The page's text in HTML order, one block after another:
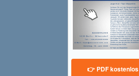
👉 PDF kostenlos